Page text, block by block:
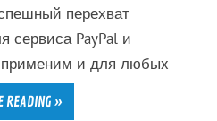
перехват
сервиса PayPal и
применим и для любых
READING »